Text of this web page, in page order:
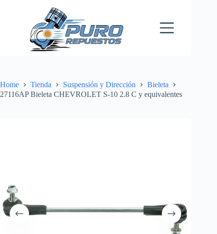
Home Tienda Suspensión y Dirección
Bieleta
27116AP Bieleta CHEVROLET S-10 2.8 C y equivalentes